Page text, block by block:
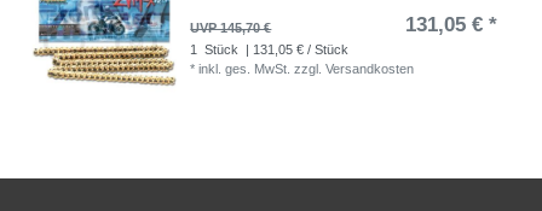
UVP 145,70 € 131,05 € *
1 Stück
| 131,05 € / Stück
*inkl. ges. MwSt. zzgl.Versandkosten